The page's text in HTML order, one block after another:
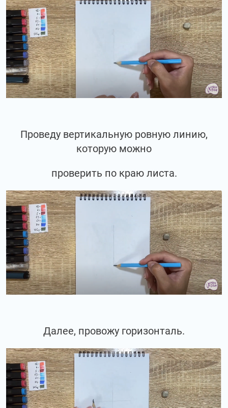
Проведу вертикальную ровную линию,
которую можно
проверить по краю листа.
Далее, провожу горизонталь.